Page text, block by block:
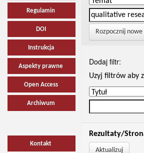
Regulamin
DOI
Instrukcja
Aspekty prawne
Open Access
Archiwum
Kontakt
Rozpocznij
Dodaj filtr:
Uzyj filtrów aby
Rezultaty/